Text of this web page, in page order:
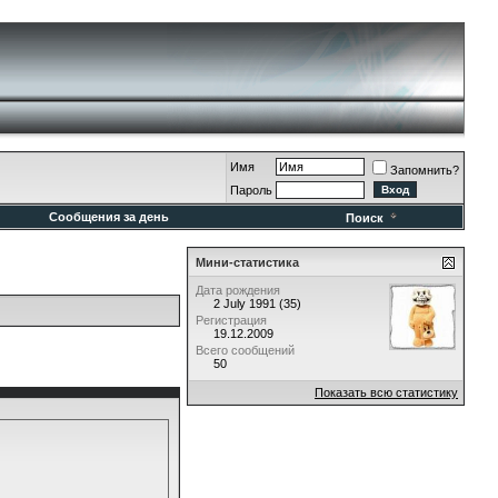
Имя
Запомнить?
Пароль
Сообщения за день Поиск
Мини-статистика
Дата рождения
2 July 1991 (35)
Регистрация
19.12.2009
Всего сообщений
50
Показать всю статистику